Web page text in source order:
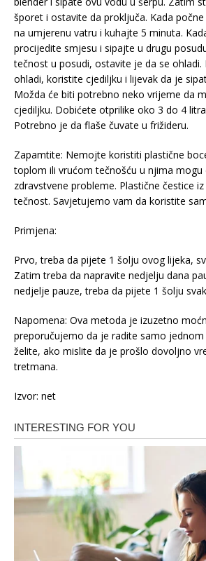
šporet i ostavite da proključa. Kada
na umjerenu vatru i kuhajte 5 minuta.
procijedite smjesu i sipajte u drugu
tečnost u posudi, ostavite je da se ohladi.
ohladi, koristite cjediljku i lijevak da je
Možda će biti potrebno neko vrijeme da
cjediljku. Dobićete otprilike oko 3 do 4
Potrebno je da flaše čuvate u frižideru.
Zapamtite: Nemojte koristiti plastične
toplom ili vrućom tečnošću u njima mogu
zdravstvene probleme. Plastične čestice
tečnost. Savjetujemo vam da koristite
Primjena:
Prvo, treba da pijete 1 šolju ovog lijeka,
Zatim treba da napravite nedjelju dana
nedjelje pauze, treba da pijete 1 šolju
Napomena: Ova metoda je izuzetno
preporučujemo da je radite samo
želite, ako mislite da je prošlo dovoljno
tretmana.
Izvor: net